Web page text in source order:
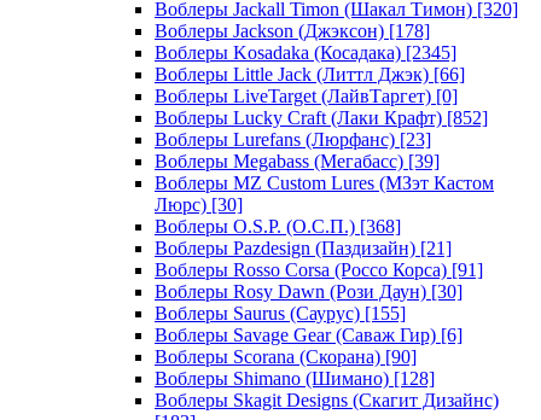
Воблеры Jackall Timon (Шакал Тимон) [320]
Воблеры Jackson (Джэксон) [178]
Воблеры Kosadaka (Косадака) [2345]
Воблеры Little Jack (Литтл Джэк) [66]
Воблеры LiveTarget (ЛайвТаргет) [0]
Воблеры Lucky Craft (Лаки Крафт) [852]
Воблеры Lurefans (Люрфанс) [23]
Воблеры Megabass (Мегабасс) [39]
Воблеры MZ Custom Lures (МЗэт Кастом
Люрс) [30]
Воблеры O.S.P. (О.С.П.) [368]
Воблеры Pazdesign (Паздизайн) [21]
Воблеры Rosso Corsa (Россо Корса) [91]
Воблеры Rosy Dawn (Рози Даун) [30]
Воблеры Saurus (Саурус) [155]
Воблеры Savage Gear (Саваж Гир) [6]
Воблеры Scorana (Скорана) [90]
Воблеры Shimano (Шимано) [128]
Воблеры Skagit Designs (Скагит Дизайнс)